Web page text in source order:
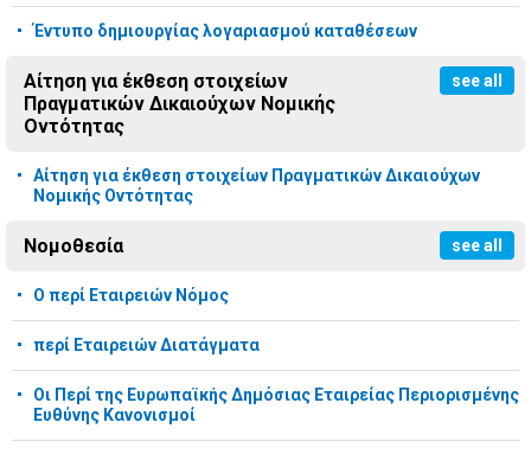
Έντυπο δημιουργίας λογαριασμού καταθέσεων
Αίτηση για έκθεση στοιχείων
Πραγματικών Δικαιούχων Νομικής
Οντότητας
see all
Αίτηση για έκθεση στοιχείων Πραγματικών Δικαιούχων
Νομικής Οντότητας
Νομοθεσία see all
Ο περί Εταιρειών Νόμος
περί Εταιρειών Διατάγματα
Οι Περί της Ευρωπαϊκής Δημόσιας Εταιρείας Περιορισμένης
Ευθύνης Κανονισμοί